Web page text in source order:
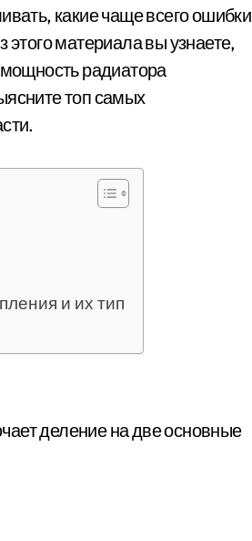
какие чаще всего ошибки
материала вы узнаете,
радиатора
топ самых
и их тип
деление на две основные